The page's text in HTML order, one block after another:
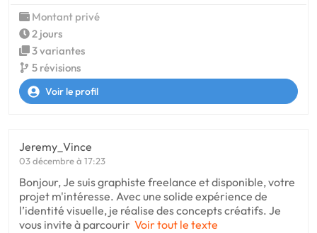
Montant privé
2 jours
3 variantes
5 révisions
Voir le profil
Jeremy_Vince
03 décembre à 17:23
Bonjour, Je suis graphiste freelance et disponible, votre
projet m'intéresse. Avec une solide expérience de
l’identité visuelle, je réalise des concepts créatifs. Je
vous invite à parcourir Voir tout le texte